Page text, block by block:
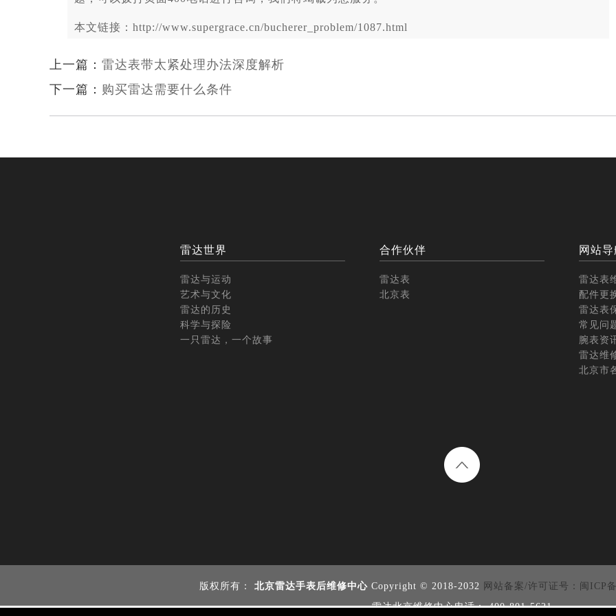
本文链接：http://www.supergrace.cn/bucherer_problem/1087.html
上一篇： 雷达表带太紧处理办法深度解析
下一篇： 购买雷达需要什么条件
雷达世界
雷达与运动
艺术与文化
雷达的历史
科学与探险
一只雷达，一个故事
合作伙伴
雷达表
北京表
网站导
雷达表
配件更
雷达表
常见问
腕表资
雷达维
北京市
版权所有： 北京雷达手表后维修中心Copyright © 2018-2032 网站备案/许可证号：闽ICP
雷达北京维修中心电话： 400-801-5621